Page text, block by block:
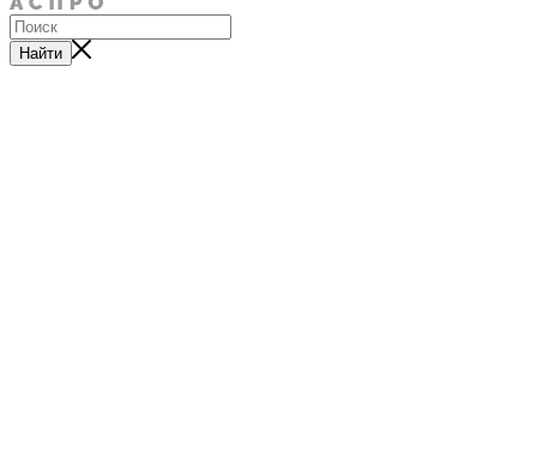
Найти